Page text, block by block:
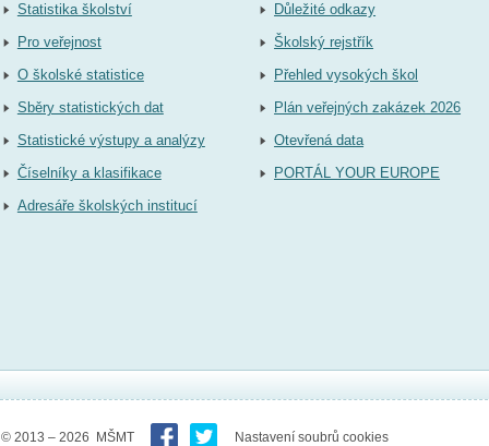
Statistika školství
Pro veřejnost
O školské statistice
Sběry statistických dat
Statistické výstupy a analýzy
Číselníky a klasifikace
Adresáře školských institucí
Důležité odkazy
Školský rejstřík
Přehled vysokých škol
Plán veřejných zakázek 2026
Otevřená data
PORTÁL YOUR EUROPE
© 2013 – 2026 MŠMT Nastavení soubrů cookies